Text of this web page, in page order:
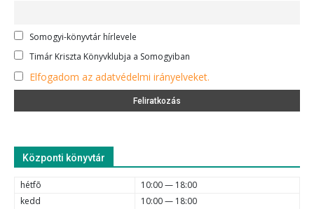
Somogyi-könyvtár hírlevele
Timár Kriszta Könyvklubja a Somogyiban
Elfogadom az adatvédelmi irányelveket.
Központi könyvtár
hétfõ
10:00 — 18:00
kedd
10:00 — 18:00